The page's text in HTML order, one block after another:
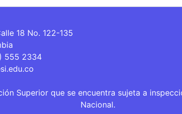
18 No. 122-135
555 2334
Superior que se encuentra sujeta a
Nacional.